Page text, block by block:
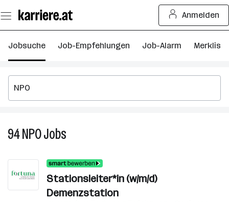
Seiteninhalt
springen
Anmelden
Jobsuche Job-Empfehlungen Job-Alarm Merkliste
94NPOJobs
Stationsleiter*in (w/m/d)
Demenzstation